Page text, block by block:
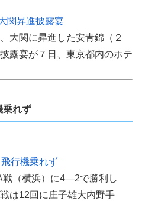
関昇進披露宴
大関に昇進した安青錦（２
露宴が７日、東京都内のホテ
乗れず
行機乗れず
戦（横浜）に4―2で勝利し
は12回に庄子雄大内野手